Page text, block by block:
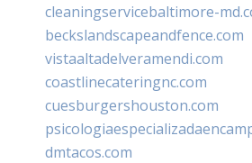
cleaningservicebaltimore-
beckslandscapeandfence.com
vistaaltadelveramendi.com
coastlinecateringnc.com
cuesburgershouston.com
dmtacos.com